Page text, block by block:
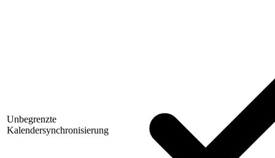
Unbegrenzte
Kalendersynchronisierung